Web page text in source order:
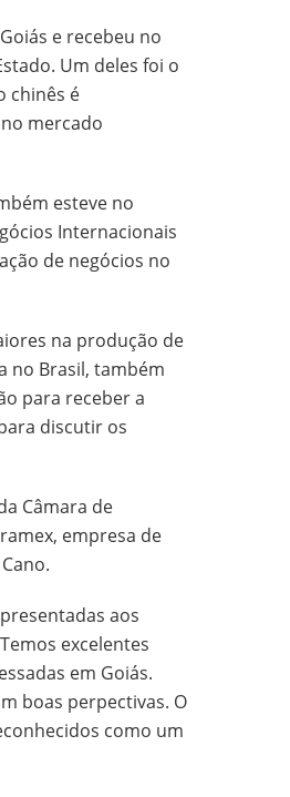
e recebeu no
Um deles foi o
chinês é
mercado
esteve no
Internacionais
de negócios no
na produção de
no Brasil, também
para receber a
discutir os
Câmara de
empresa de
aos
excelentes
em Goiás.
boas perpectivas. O
como um